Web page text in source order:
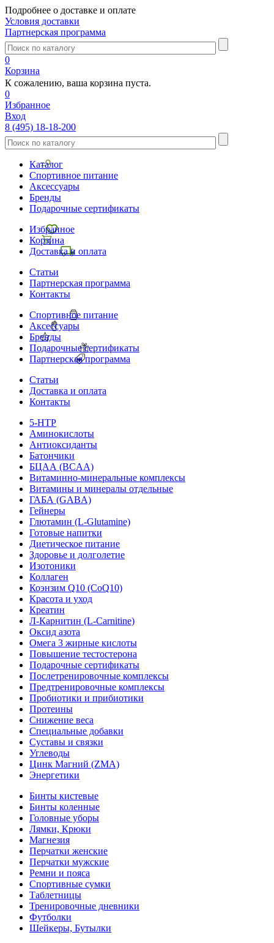
Подробнее о доставке и оплате
Условия доставки
Партнерская программа
0
Корзина
К сожалению, ваша корзина пуста.
0
Избранное
Вход
8 (495) 18-18-200
Каталог
Спортивное питание
Аксессуары
Бренды
Подарочные сертификаты
Избранное
Корзина
Доставка и оплата
Статьи
Партнерская программа
Контакты
Спортивное питание
Аксессуары
Бренды
Подарочные сертификаты
Партнерская программа
Статьи
Доставка и оплата
Контакты
5-HTP
Аминокислоты
Антиоксиданты
Батончики
БЦАА (BCAA)
Витаминно-минеральные комплексы
Витамины и минералы отдельные
ГАБА (GABA)
Гейнеры
Глютамин (L-Glutamine)
Готовые напитки
Диетическое питание
Здоровье и долголетие
Изотоники
Коллаген
Коэнзим Q10 (CoQ10)
Красота и уход
Креатин
Л-Карнитин (L-Сarnitine)
Оксид азота
Омега 3 жирные кислоты
Повышение тестостерона
Подарочные сертификаты
Послетренировочные комплексы
Предтренировочные комплексы
Пробиотики и прибиотики
Протеины
Снижение веса
Специальные добавки
Суставы и связки
Углеводы
Цинк Магний (ZMA)
Энергетики
Бинты кистевые
Бинты коленные
Головные уборы
Лямки, Крюки
Магнезия
Перчатки женские
Перчатки мужские
Ремни и пояса
Спортивные сумки
Таблетницы
Тренировочные дневники
Футболки
Шейкеры, Бутылки